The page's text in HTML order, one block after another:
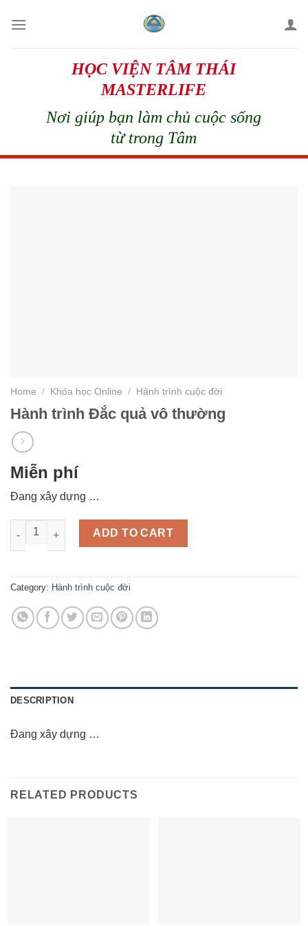
HỌC VIỆN TÂM THÁI
MASTERLIFE
Nơi giúp bạn làm chủ cuộc sống
từ trong Tâm
Home / Khóa học Online / Hành trình cuộc đời
Hành trình Đắc quả vô thường
Miễn phí
Đang xây dựng …
Hành trình Đắc quả vô thường quantity
ADD TO CART
Category: Hành trình cuộc đời
DESCRIPTION
Đang xây dựng …
RELATED PRODUCTS